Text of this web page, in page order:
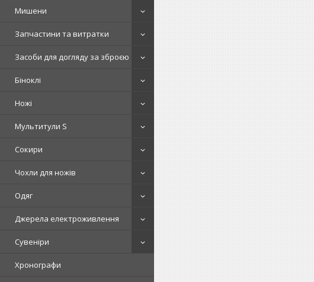
Мишени
Запчастини та витратки
Засоби для догляду за зброєю
Біноклі
Ножі
Мультитули S
Сокири
Чохли для ножів
Одяг
Джерела електроживлення
Сувеніри
Хронографи